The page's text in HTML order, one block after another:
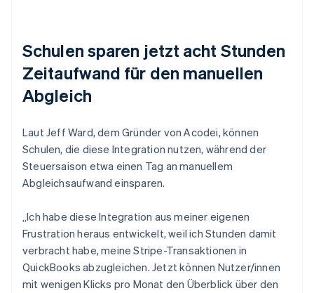
Schulen sparen jetzt acht Stunden
Zeitaufwand für den manuellen
Abgleich
Laut Jeff Ward, dem Gründer von Acodei, können
Schulen, die diese Integration nutzen, während der
Steuersaison etwa einen Tag an manuellem
Abgleichsaufwand einsparen.
„Ich habe diese Integration aus meiner eigenen
Frustration heraus entwickelt, weil ich Stunden damit
verbracht habe, meine Stripe-Transaktionen in
QuickBooks abzugleichen. Jetzt können Nutzer/innen
mit wenigen Klicks pro Monat den Überblick über den